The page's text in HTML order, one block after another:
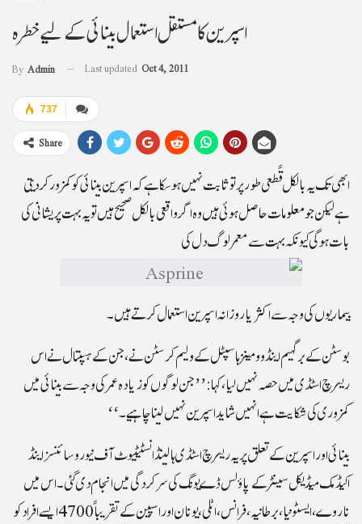
اسپرين کا مستقل استعمال بينائی کے ليے خطرہ
By Admin Last updated Oct 4, 2011
737
Share
ابھی تک يہ بالکل قًطعی طور پرتو ثابت نہيں ہو سکا ہے کہ اسپرين بينائی کو کمزور کر ديتی
ہے ليکن جو معلومات حاصل ہوئی ہيں وہ اگر واقعی بالکل صحيح ہيں تو يہ بہت پريشانی کی
بات ہو گی کيونکہ بہت سے معمر لوگ دل کی
بيماريوں کی وجہ سے اکثر يا روزانہ اسپرين استعمال کرتے ہيں۔
بوسٹن کے برگہيم اينڈ وومينز ہاسپٹل کے وليم کرسٹن نے، جن کے ہسپتال نے اس
ريسرچ اسٹڈی ميں حصہ نہيں ليا، کہا: ’’جن لوگوں کو زيادہ عمر کی وجہ سے بينائی ميں
کمزوری کی شکايت ہے انہيں شايد اسپرين نہيں لينا چاہيے۔‘‘
بينائی اور اسپرين کے تعلق پر يہ ريسرچ اسٹڈی ہالينڈ انسٹيٹيوٹ آف نيورو سائنسز اينڈ
اکيڈمک ميڈيکل سينٹر کے پاؤلس ڈے يونگ کی سرکردگی ميں انجام دی گئی۔ اس ميں
ناروے، ايسٹونيا، برطانيہ، فرانس، اٹلی، يونان اور اسپين کے تقريباً 4700 ايسے افراد کو